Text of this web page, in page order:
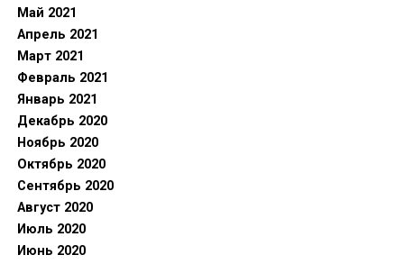
Май 2021
Апрель 2021
Март 2021
Февраль 2021
Январь 2021
Декабрь 2020
Ноябрь 2020
Октябрь 2020
Сентябрь 2020
Август 2020
Июль 2020
Июнь 2020